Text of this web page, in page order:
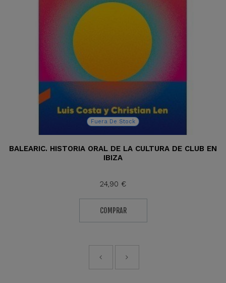
Fuera De Stock
BALEARIC. HISTORIA ORAL DE LA CULTURA DE CLUB EN
IBIZA
24,90 €
COMPRAR